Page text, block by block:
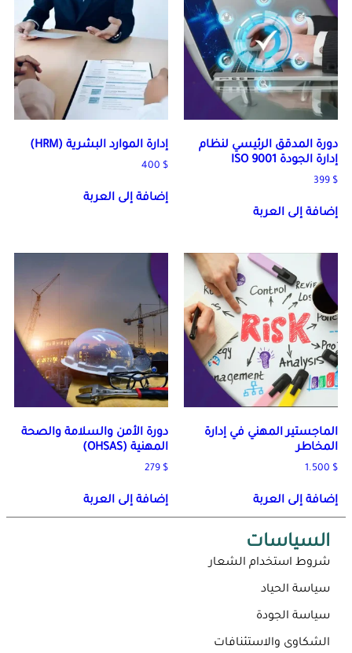
دورة المدقق الرئيسي لنظام
إدارة الجودة ISO 9001
399 $
إضافة إلى العربة
إدارة الموارد البشرية (HRM)
400 $
إضافة إلى العربة
الماجستير المهني في إدارة
المخاطر
1.500 $
إضافة إلى العربة
دورة الأمن والسلامة والصحة
المهنية (OHSAS)
279 $
إضافة إلى العربة
السياسات
شروط استخدام الشعار
سياسة الحياد
سياسة الجودة
الشكاوى والاستئنافات